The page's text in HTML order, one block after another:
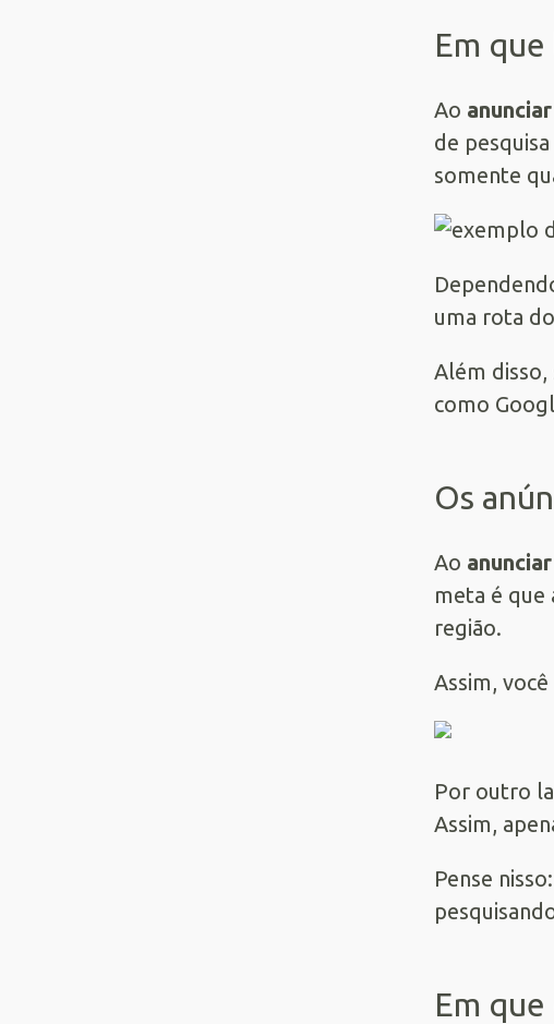
Em
Ao
de
somente
uma rota
Além disso,
como
Os
Ao
meta é que
região.
Assim,
Por outro
Assim,
Pense
Em